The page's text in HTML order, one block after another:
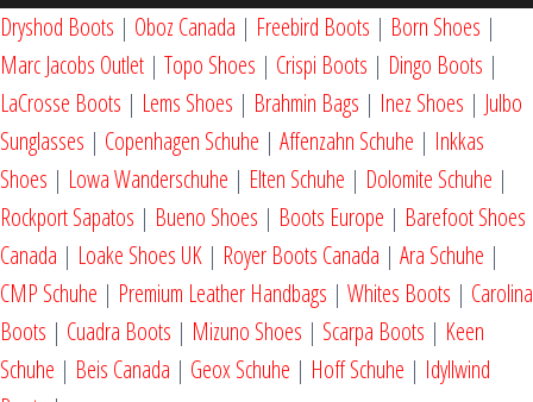
Dryshod Boots | Oboz Canada | Freebird Boots | Born Shoes |
Marc Jacobs Outlet | Topo Shoes | Crispi Boots | Dingo Boots |
LaCrosse Boots | Lems Shoes | Brahmin Bags | Inez Shoes | Julbo
Sunglasses | Copenhagen Schuhe | Affenzahn Schuhe | Inkkas
Shoes | Lowa Wanderschuhe | Elten Schuhe | Dolomite Schuhe |
Rockport Sapatos | Bueno Shoes | Boots Europe | Barefoot Shoes
Canada | Loake Shoes UK | Royer Boots Canada | Ara Schuhe |
CMP Schuhe | Premium Leather Handbags | Whites Boots | Carolina
Boots | Cuadra Boots | Mizuno Shoes | Scarpa Boots | Keen
Schuhe | Beis Canada | Geox Schuhe | Hoff Schuhe | Idyllwind